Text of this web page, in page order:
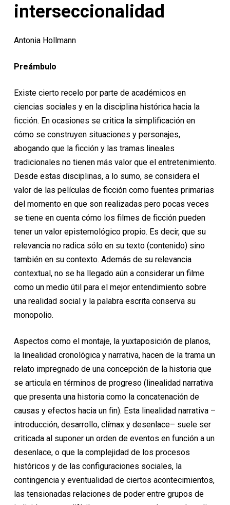
interseccionalidad
Antonia Hollmann
Preámbulo
Existe cierto recelo por parte de académicos en
ciencias sociales y en la disciplina histórica hacia la
ficción. En ocasiones se critica la simplificación en
cómo se construyen situaciones y personajes,
abogando que la ficción y las tramas lineales
tradicionales no tienen más valor que el entretenimiento.
Desde estas disciplinas, a lo sumo, se considera el
valor de las películas de ficción como fuentes primarias
del momento en que son realizadas pero pocas veces
se tiene en cuenta cómo los filmes de ficción pueden
tener un valor epistemológico propio. Es decir, que su
relevancia no radica sólo en su texto (contenido) sino
también en su contexto. Además de su relevancia
contextual, no se ha llegado aún a considerar un filme
como un medio útil para el mejor entendimiento sobre
una realidad social y la palabra escrita conserva su
monopolio.
Aspectos como el montaje, la yuxtaposición de planos,
la linealidad cronológica y narrativa, hacen de la trama un
relato impregnado de una concepción de la historia que
se articula en términos de progreso (linealidad narrativa
que presenta una historia como la concatenación de
causas y efectos hacia un fin). Esta linealidad narrativa –
introducción, desarrollo, clímax y desenlace– suele ser
criticada al suponer un orden de eventos en función a un
desenlace, o que la complejidad de los procesos
históricos y de las configuraciones sociales, la
contingencia y eventualidad de ciertos acontecimientos,
las tensionadas relaciones de poder entre grupos de